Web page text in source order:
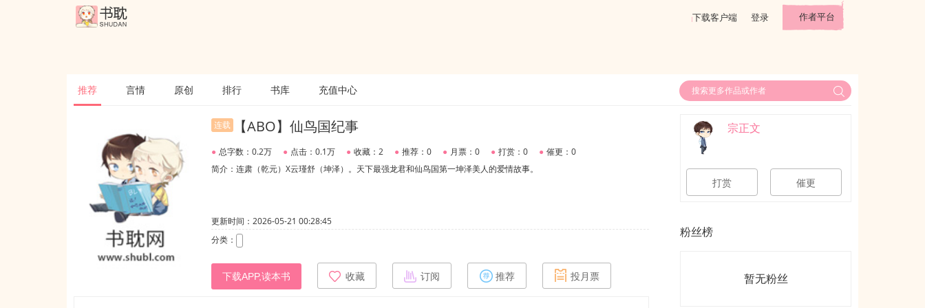
下载客户端 登录 作者平台
推荐 言情 原创 排行 书库 充值中心
连载 【ABO】仙鸟国纪事
● 总字数：0.2万 ● 点击：0.1万 ● 收藏：2 ● 推荐：0 ● 月票：0 ● 打赏：0 ● 催更：0
简介：连肃（乾元）X云瑾舒（坤泽）。天下最强龙君和仙鸟国第一坤泽美人的爱情故事。
更新时间：2026-05-21 00:28:45
分类：
下载APP,读本书 收藏 订阅 推荐 投月票
宗正文
打赏 催更
粉丝榜
暂无粉丝